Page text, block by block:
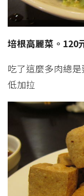
培根高麗菜。120
吃了這麼多肉總
低加拉